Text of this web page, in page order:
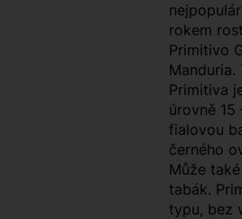
rokem
Primitivo
Primitiva
úrovně 15
fialovou
černého
Může
tabák.
typu, bez